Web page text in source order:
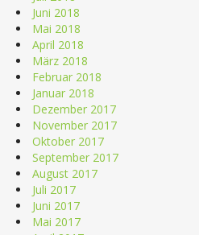
Juni 2018
Mai 2018
April 2018
März 2018
Februar 2018
Januar 2018
Dezember 2017
November 2017
Oktober 2017
September 2017
August 2017
Juli 2017
Juni 2017
Mai 2017